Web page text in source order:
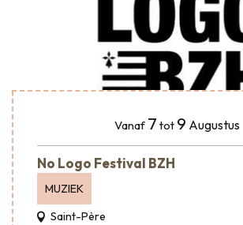
Vanaf 7 tot 9 Augustus
No Logo Festival BZH
MUZIEK
Saint-Père